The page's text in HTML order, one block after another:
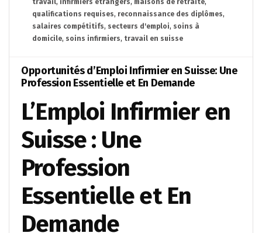
travail, infirmiers étrangers, maisons de retraite,
qualifications requises, reconnaissance des diplômes,
salaires compétitifs, secteurs d'emploi, soins à
domicile, soins infirmiers, travail en suisse
Opportunités d’Emploi Infirmier en Suisse: Une
Profession Essentielle et En Demande
L’Emploi Infirmier en
Suisse : Une
Profession
Essentielle et En
Demande